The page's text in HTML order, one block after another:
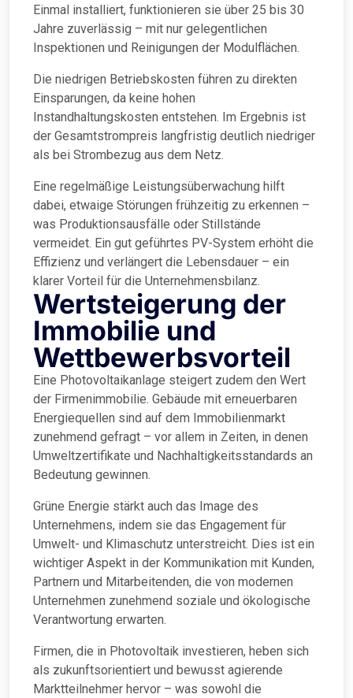
Einmal installiert, funktionieren sie über 25 bis 30
Jahre zuverlässig – mit nur gelegentlichen
Inspektionen und Reinigungen der Modulflächen.
Die niedrigen Betriebskosten führen zu direkten
Einsparungen, da keine hohen
Instandhaltungskosten entstehen. Im Ergebnis ist
der Gesamtstrompreis langfristig deutlich niedriger
als bei Strombezug aus dem Netz.
Eine regelmäßige Leistungsüberwachung hilft
dabei, etwaige Störungen frühzeitig zu erkennen –
was Produktionsausfälle oder Stillstände
vermeidet. Ein gut geführtes PV-System erhöht die
Effizienz und verlängert die Lebensdauer – ein
klarer Vorteil für die Unternehmensbilanz.
Wertsteigerung der
Immobilie und
Wettbewerbsvorteil
Eine Photovoltaikanlage steigert zudem den Wert
der Firmenimmobilie. Gebäude mit erneuerbaren
Energiequellen sind auf dem Immobilienmarkt
zunehmend gefragt – vor allem in Zeiten, in denen
Umweltzertifikate und Nachhaltigkeitsstandards an
Bedeutung gewinnen.
Grüne Energie stärkt auch das Image des
Unternehmens, indem sie das Engagement für
Umwelt- und Klimaschutz unterstreicht. Dies ist ein
wichtiger Aspekt in der Kommunikation mit Kunden,
Partnern und Mitarbeitenden, die von modernen
Unternehmen zunehmend soziale und ökologische
Verantwortung erwarten.
Firmen, die in Photovoltaik investieren, heben sich
als zukunftsorientiert und bewusst agierende
Marktteilnehmer hervor – was sowohl die